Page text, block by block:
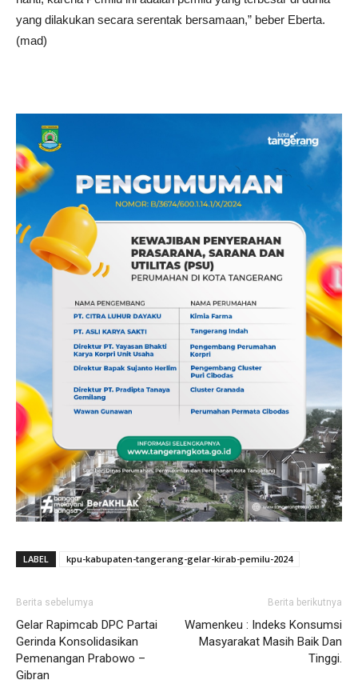
yang dilakukan secara serentak bersamaan,” beber Eberta.
(mad)
LABEL kpu-kabupaten-tangerang-gelar-kirab-pemilu-2024
Berita sebelumya
Gelar Rapimcab DPC Partai
Gerinda Konsolidasikan
Pemenangan Prabowo –
Gibran
Berita berikutnya
Wamenkeu : Indeks Konsumsi
Masyarakat Masih Baik Dan
Tinggi.